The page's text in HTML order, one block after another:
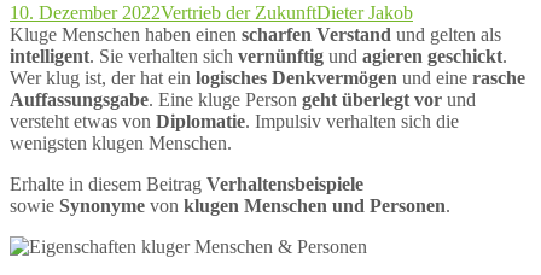
10. Dezember 2022Vertrieb der ZukunftDieter Jakob
Kluge Menschen haben einen scharfen Verstand und gelten als
intelligent. Sie verhalten sich vernünftig und agieren geschickt.
Wer klug ist, der hat ein logisches Denkvermögen und eine rasche
Auffassungsgabe. Eine kluge Person geht überlegt vor und
versteht etwas von Diplomatie. Impulsiv verhalten sich die
wenigsten klugen Menschen.
Erhalte in diesem Beitrag Verhaltensbeispiele
sowie Synonyme von klugen Menschen und Personen.